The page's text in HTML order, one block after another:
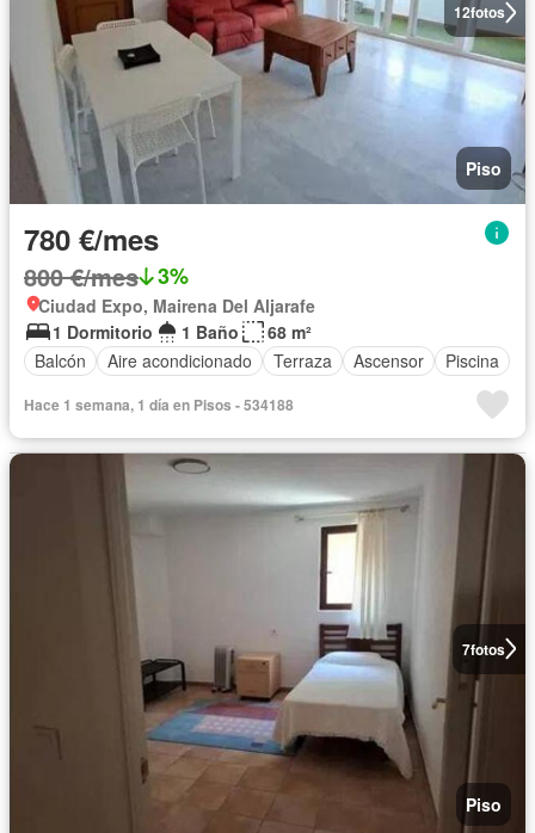
12fotos
Piso
780 €/mes
800 €/mes 3%
Ciudad Expo, Mairena Del Aljarafe
1 Dormitorio
1 Baño
68 m²
Balcón
Aire acondicionado Terraza Ascensor Piscina
Hace 1 semana, 1 día en Pisos - 534188
7fotos
Piso